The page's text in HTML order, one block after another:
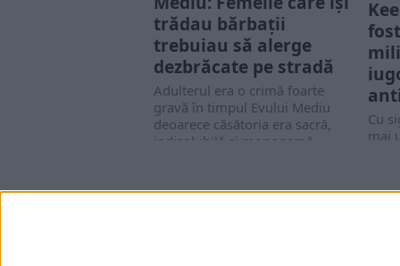
trădau bărbații
trebuiau să alerge
dezbrăcate pe stradă
Adulterul era o crimă foarte
gravă în timpul Evului Mediu
deoarece căsătoria era sacră,
indisolubilă și monogamă.
Cu
mai